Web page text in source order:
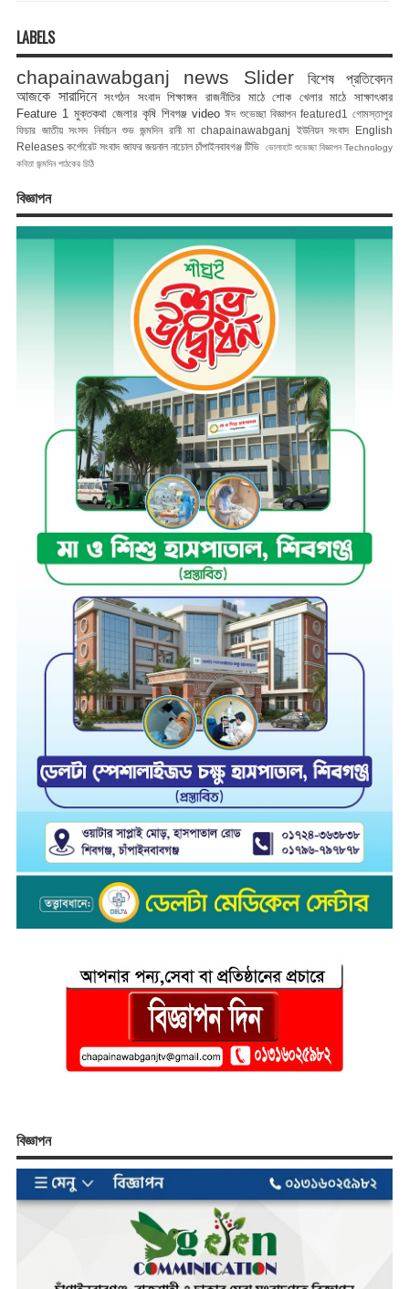
LABELS
chapainawabganj news Slider
বিশেষ প্রতিবেদন
আজকে সারাদিনে সংগঠন সংবাদ শিক্ষাঙ্গন রাজনীতির মাঠে শোক খেলার মাঠে
সাক্ষাৎকার
Feature 1 মুক্তকথা জেলার কৃষি শিবগঞ্জ video ঈদ শুভেচ্ছা বিজ্ঞাপন featured1
গোমস্তাপুর
ফিচার জাতীয় সংসদ নির্বাচন শুভ জন্মদিন রানী মা chapainawabganj ইউনিয়ন সংবাদ
English
Releases কর্পোরেট সংবাদ জাফর জয়নাল নাচোল চাঁপাইনবাবগঞ্জ টিভি ভোলাহাট শুভেচ্ছা বিজ্ঞাপন Technology
কবিতা জন্মদিন পাঠকের চিঠি
বিজ্ঞাপন
বিজ্ঞাপন